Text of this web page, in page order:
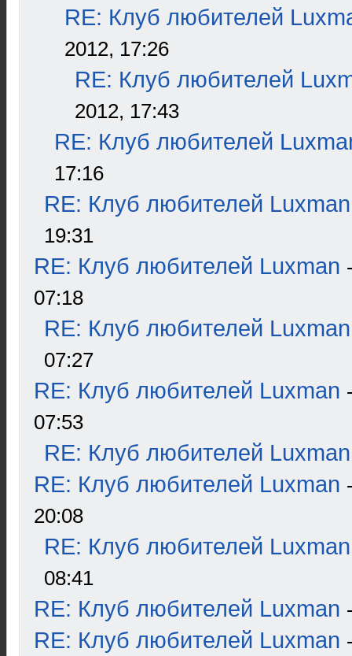
RE: Клуб любителей
2012, 17:26
RE: Клуб любителей
2012, 17:43
RE: Клуб любителей
17:16
RE: Клуб любителей Luxman
19:31
RE: Клуб любителей Luxman
07:18
RE: Клуб любителей Luxman
07:27
RE: Клуб любителей Luxman
07:53
RE: Клуб любителей Luxman
RE: Клуб любителей Luxman
20:08
RE: Клуб любителей Luxman
08:41
RE: Клуб любителей Luxman
RE: Клуб любителей Luxman